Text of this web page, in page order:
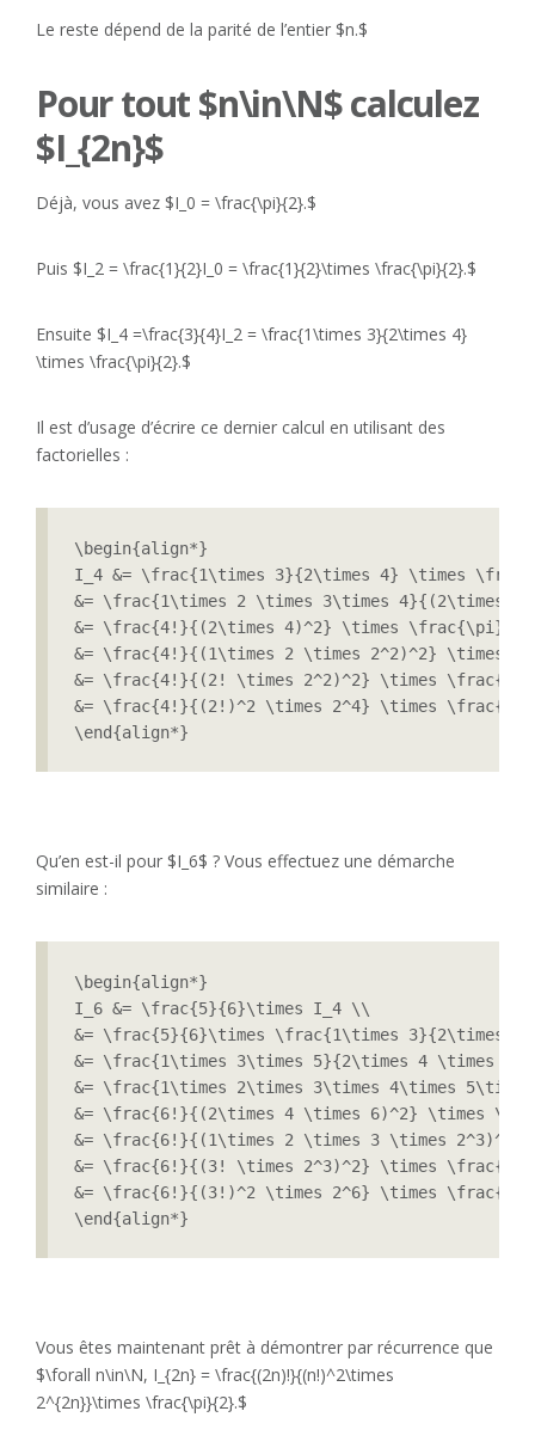
Le reste dépend de la parité de l’entier $n.$
Pour tout $n\in\N$ calculez
$I_{2n}$
Déjà, vous avez $I_0 = \frac{\pi}{2}.$
Puis $I_2 = \frac{1}{2}I_0 = \frac{1}{2}\times \frac{\pi}{2}.$
Ensuite $I_4 =\frac{3}{4}I_2 = \frac{1\times 3}{2\times 4}
\times \frac{\pi}{2}.$
Il est d’usage d’écrire ce dernier calcul en utilisant des
factorielles :
\begin{align*}
I_4 &= \frac{1\times 3}{2\times 4} \times
&= \frac{1\times 2 \times 3\times 4}{(2\times
&= \frac{4!}{(2\times 4)^2} \times
&= \frac{4!}{(1\times 2 \times 2^2)^2} \times
&= \frac{4!}{(2! \times 2^2)^2} \times
&= \frac{4!}{(2!)^2 \times 2^4} \times
\end{align*}
Qu’en est-il pour $I_6$ ? Vous effectuez une démarche
similaire :
\begin{align*}
I_6 &= \frac{5}{6}\times I_4 \\
&= \frac{5}{6}\times \frac{1\times 3}{2\times
&= \frac{1\times 3\times 5}{2\times 4 \times
&= \frac{1\times 2\times 3\times 4\times
&= \frac{6!}{(2\times 4 \times 6)^2} \times
&= \frac{6!}{(1\times 2 \times 3 \times
&= \frac{6!}{(3! \times 2^3)^2} \times
&= \frac{6!}{(3!)^2 \times 2^6} \times
\end{align*}
Vous êtes maintenant prêt à démontrer par récurrence que
$\forall n\in\N, I_{2n} = \frac{(2n)!}{(n!)^2\times
2^{2n}}\times \frac{\pi}{2}.$